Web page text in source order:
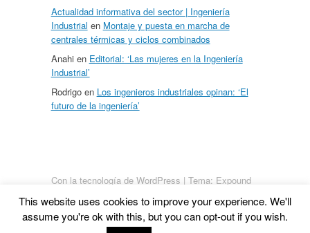
Actualidad informativa del sector | Ingeniería
Industrial en Montaje y puesta en marcha de
centrales térmicas y ciclos combinados
Anahi en Editorial: ‘Las mujeres en la Ingeniería
Industrial’
Rodrigoen Los ingenieros industriales opinan: ‘El
futuro de la ingeniería’
Con la tecnología de WordPress | Tema: Expound
This website uses cookies to improve your experience. We'll
assume you're ok with this, but you can opt-out if you wish.